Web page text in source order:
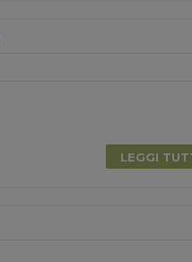
LEGGI